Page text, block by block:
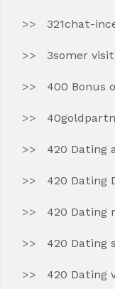
321chat-
3somer
400 Bonus
420 Dating
420 Dating
420 Dating
420 Dating
420 Dating